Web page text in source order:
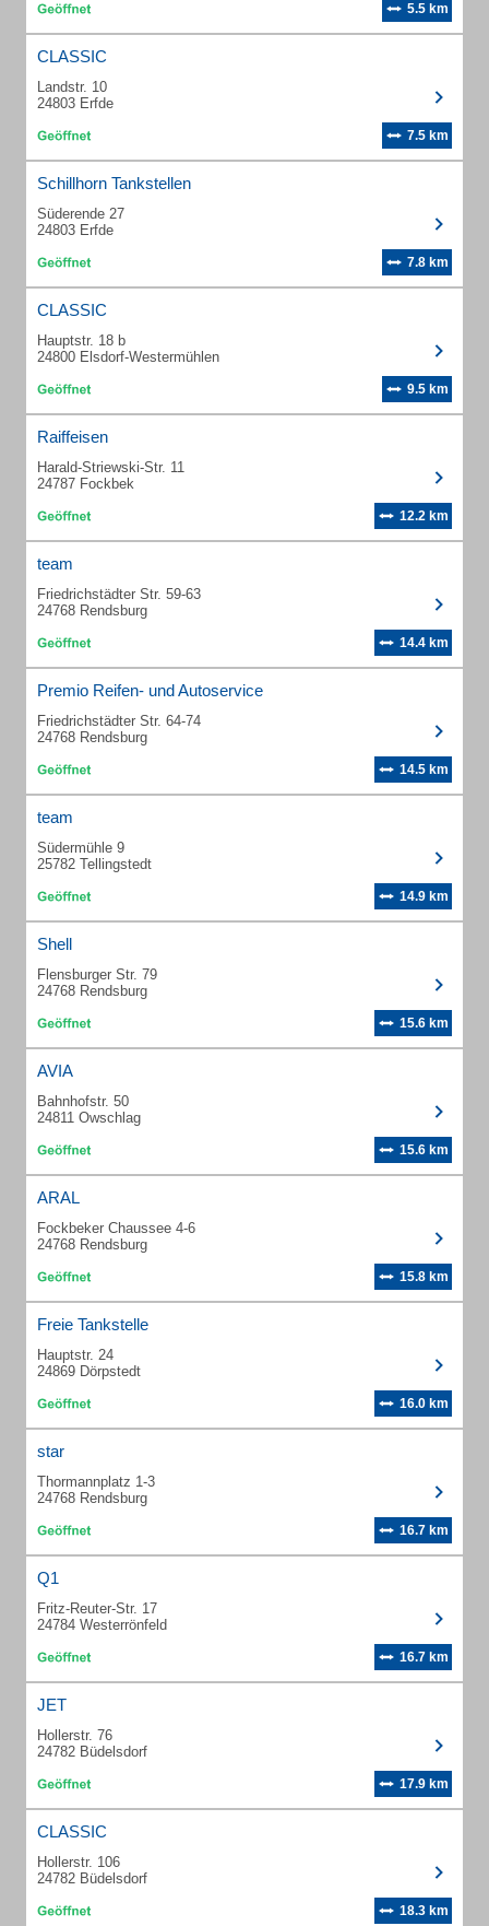
5.5 km
CLASSIC
Landstr. 10
24803 Erfde
7.5 km
Schillhorn Tankstellen
Süderende 27
24803 Erfde
7.8 km
CLASSIC
Hauptstr. 18 b
24800 Elsdorf-Westermühlen
9.5 km
Raiffeisen
Harald-Striewski-Str. 11
24787 Fockbek
12.2 km
team
Friedrichstädter Str. 59-63
24768 Rendsburg
14.4 km
Premio Reifen- und Autoservice
Friedrichstädter Str. 64-74
24768 Rendsburg
14.5 km
team
Südermühle 9
25782 Tellingstedt
14.9 km
Shell
Flensburger Str. 79
24768 Rendsburg
15.6 km
AVIA
Bahnhofstr. 50
24811 Owschlag
15.6 km
ARAL
Fockbeker Chaussee 4-6
24768 Rendsburg
15.8 km
Freie Tankstelle
Hauptstr. 24
24869 Dörpstedt
16.0 km
star
Thormannplatz 1-3
24768 Rendsburg
16.7 km
Q1
Fritz-Reuter-Str. 17
24784 Westerrönfeld
16.7 km
JET
Hollerstr. 76
24782 Büdelsdorf
17.9 km
CLASSIC
Hollerstr. 106
24782 Büdelsdorf
18.3 km